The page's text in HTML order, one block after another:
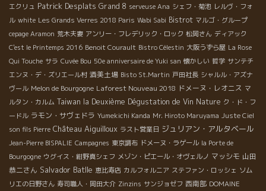
エクリュ Patrick Desplats Grand 8 serveuse Ana シェフ・菊池 レルヴ・フォ
ル white Les Grands Verres 2018 Paris Wabi Sabi Bistrot マルゴ・グループ
cepage Aramon 荒木夫妻 アンリー・フレデリック・ロック 松岡さん ディアック
C'est le Printemps 2016 Benoit Courault Bistro Célestin 大阪うずら屋 La Rose
Qui Touche サラ Cuvée Bou 50e anniversaire de Yuki san 懐かしい 哲学 サンテチ
エンヌ・デ・ズリエール村 酒美土場 Bisto St.Martin 戸田社長 シャルル・アズナ
ヴール Melon de Bourgogne Laforest Nouveau 2018 ドメーヌ・レオニス マ
ルタン・カルム Taiwan la Deuxième Dégustation de Vin Nature ク・ド・フ
ードル ラモン・サヴェドラ Yumekichi Kanda Mr. Hiroto Maruyama Juste Ciel
son fils Pierre Château Aiguilloux ラスト営業日 ジュリアン・アルタベール
Jean-Pierre BISPALIE Campagnes 東京調布 ドメーヌ・ラゲール la Porte de
Bourgogne ウグイス・紺野真シェフ メゾン・ピエール・オヴェルノ マッシモ 山田
恭二さん Salvador Batlle 恵比寿店 カルフォルニア ステファン・ロッシェ ソム
リエの日野さん 寿司職人・岡田大介 Zinzins サンジョゼフ 西南部 DOMAINE